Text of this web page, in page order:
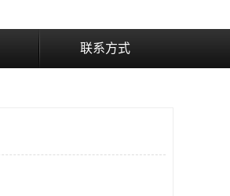
联系方式